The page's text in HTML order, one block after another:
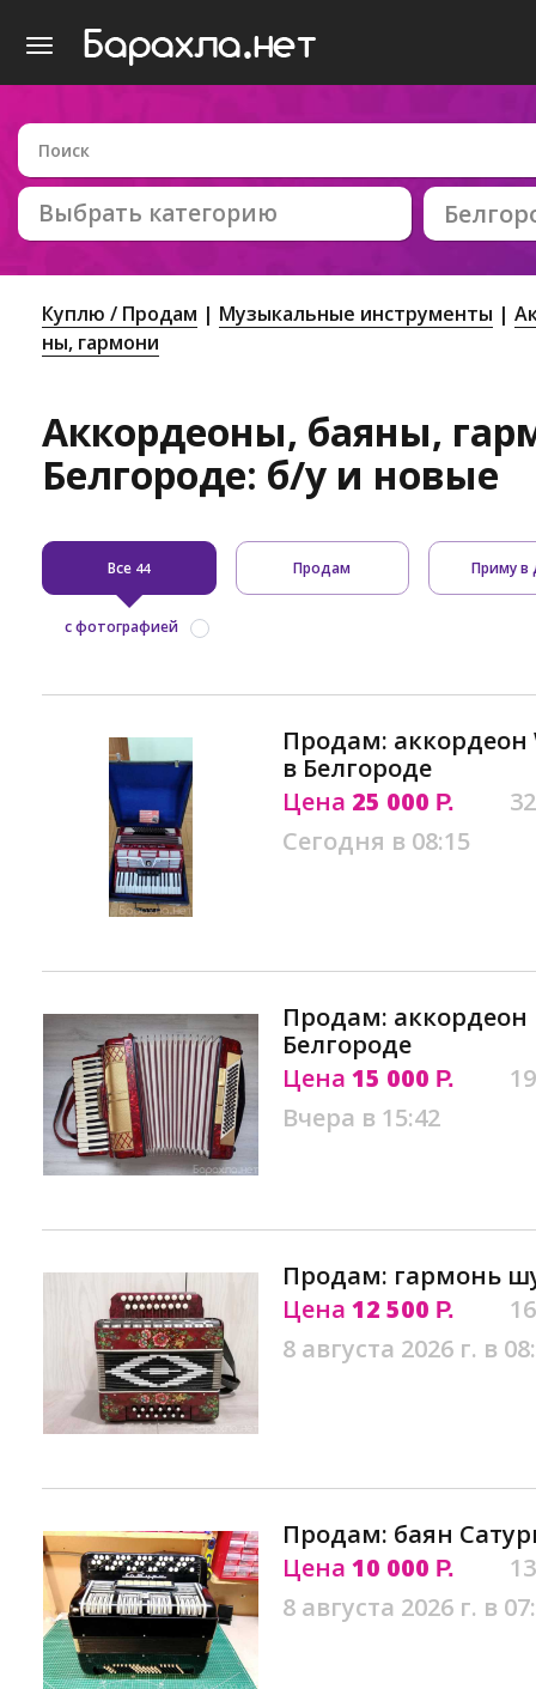
Выбрать категорию
Куплю / Продам Музыкальные инструменты
ны, гармони
Аккордеоны, баяны,
Белгороде: б/у и новые
Все 44 Продам Приму в
с фотографией
Продам: аккордеон
в Белгороде
Цена 25 000 Р.
Сегодня в 08:15
Продам: аккордеон
Белгороде
Цена 15 000 Р.
Вчера в 15:42
Продам: гармонь
Цена 12 500 Р.
8 августа 2026 г. в
Продам: баян
Цена 10 000 Р.
8 августа 2026 г. в